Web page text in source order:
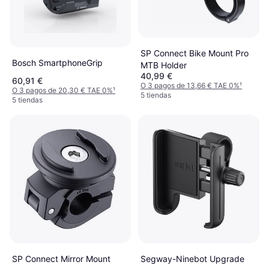
Bosch SmartphoneGrip
60,91 €
O 3 pagos de 20,30 € TAE 0%¹
5 tiendas
SP Connect Bike Mount Pro
MTB Holder
40,99 €
O 3 pagos de 13,66 € TAE 0%¹
5 tiendas
SP Connect Mirror Mount
Segway-Ninebot Upgrade